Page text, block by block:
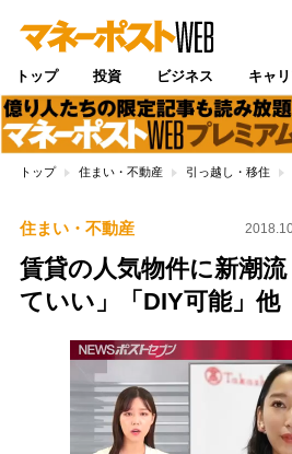
トップ 投資 ビジネス キャ
トップ 住まい・不動産 引っ越し・移住
住まい・不動産
賃貸の人気物件に新潮
ていい」「DIY可能」他